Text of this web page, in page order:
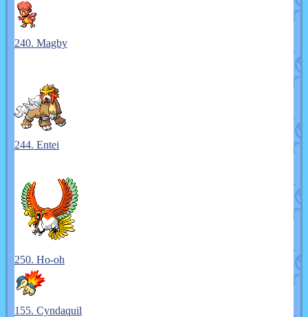
240. Magby
244. Entei
250. Ho-oh
155. Cyndaquil